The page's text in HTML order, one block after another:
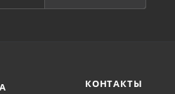
КОНТАКТЫ